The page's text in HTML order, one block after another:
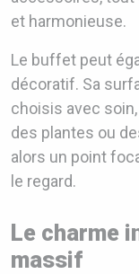
et harmonieuse.
Le buffet peut
décoratif. Sa
choisis avec
des plantes ou
alors un point
le regard.
Le charme
massif